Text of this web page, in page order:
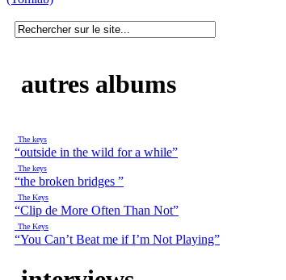
autres albums
The keys
“outside in the wild for a while”
The keys
“the broken bridges ”
The Keys
“Clip de More Often Than Not”
The Keys
“You Can’t Beat me if I’m Not Playing”